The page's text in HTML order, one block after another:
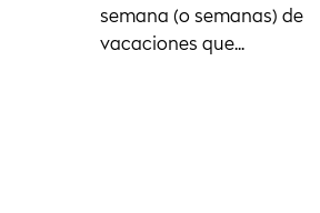
semana (o semanas) de
vacaciones que...